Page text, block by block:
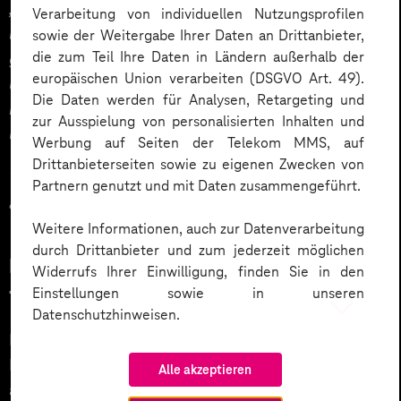
Verarbeitung von individuellen Nutzungsprofilen
sowie der Weitergabe Ihrer Daten an Drittanbieter,
die zum Teil Ihre Daten in Ländern außerhalb der
europäischen Union verarbeiten (DSGVO Art. 49).
Die Daten werden für Analysen, Retargeting und
zur Ausspielung von personalisierten Inhalten und
Werbung auf Seiten der Telekom MMS, auf
Drittanbieterseiten sowie zu eigenen Zwecken von
Partnern genutzt und mit Daten zusammengeführt.
Weitere Informationen, auch zur Datenverarbeitung
durch Drittanbieter und zum jederzeit möglichen
Widerrufs Ihrer Einwilligung, finden Sie in den
Einstellungen sowie in unseren
Datenschutzhinweisen.
Alle akzeptieren
„Erfolgreiche Unternehmen transformieren nicht
lediglich singuläre digitale Kanäle, sie betrachten
ganzheitlich auch fortlaufend ihr Markenversprechen
und dessen Inszenierung und passen beides in einem
kontinuierlichen Prozess den Erwartungen von Kunden
und Nutzern an.“
Thomas Richter, Head of Brand & UX and Architecture
& Development
Neue Website und frisches Markenbild
für die KZVB
Die Website der „Kassenzahnärztliche Vereinigung
Bayerns“ ist die zentrale Anlaufstelle für die
angeschlossenen Ärzt*innen und Praxen und war